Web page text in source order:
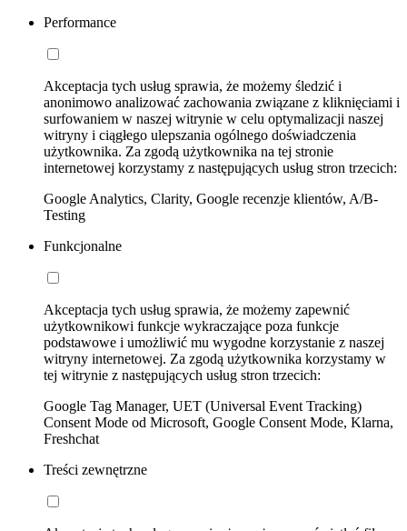
Performance
Akceptacja tych usług sprawia, że możemy śledzić i
anonimowo analizować zachowania związane z kliknięciami i
surfowaniem w naszej witrynie w celu optymalizacji naszej
witryny i ciągłego ulepszania ogólnego doświadczenia
użytkownika. Za zgodą użytkownika na tej stronie
internetowej korzystamy z następujących usług stron trzecich:
Google Analytics, Clarity, Google recenzje klientów, A/B-
Testing
Funkcjonalne
Akceptacja tych usług sprawia, że możemy zapewnić
użytkownikowi funkcje wykraczające poza funkcje
podstawowe i umożliwić mu wygodne korzystanie z naszej
witryny internetowej. Za zgodą użytkownika korzystamy w
tej witrynie z następujących usług stron trzecich:
Google Tag Manager, UET (Universal Event Tracking)
Consent Mode od Microsoft, Google Consent Mode, Klarna,
Freshchat
Treści zewnętrzne